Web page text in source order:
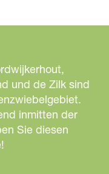
und de Zilk sind
inmitten der
Sie diesen